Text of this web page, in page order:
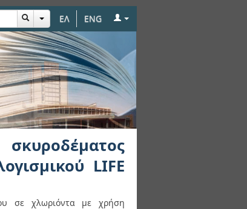
ΕΛ ENG
σε
LIFE
σε χλωριόντα με χρήση